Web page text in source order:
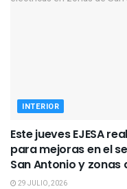
INTERIOR
Este jueves EJESA
para mejoras en el
San Antonio y zonas
29 JULIO, 2026